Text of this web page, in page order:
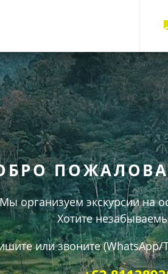
организуем экскурсии на
Хотите
или звоните (WhatsApp/